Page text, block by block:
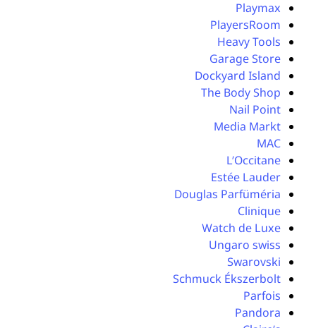
Playmax
PlayersRoom
Heavy Tools
Garage Store
Dockyard Island
The Body Shop
Nail Point
Media Markt
MAC
L’Occitane
Estée Lauder
Douglas Parfüméria
Clinique
Watch de Luxe
Ungaro swiss
Swarovski
Schmuck Ékszerbolt
Parfois
Pandora